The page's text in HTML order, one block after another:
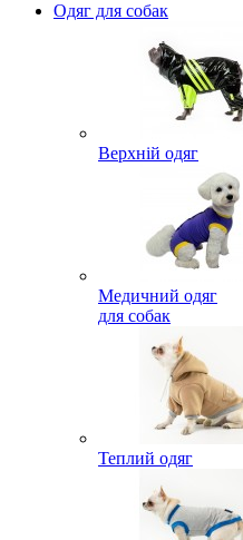
Одяг для собак
Верхній одяг
Медичний одяг
для собак
Теплий одяг